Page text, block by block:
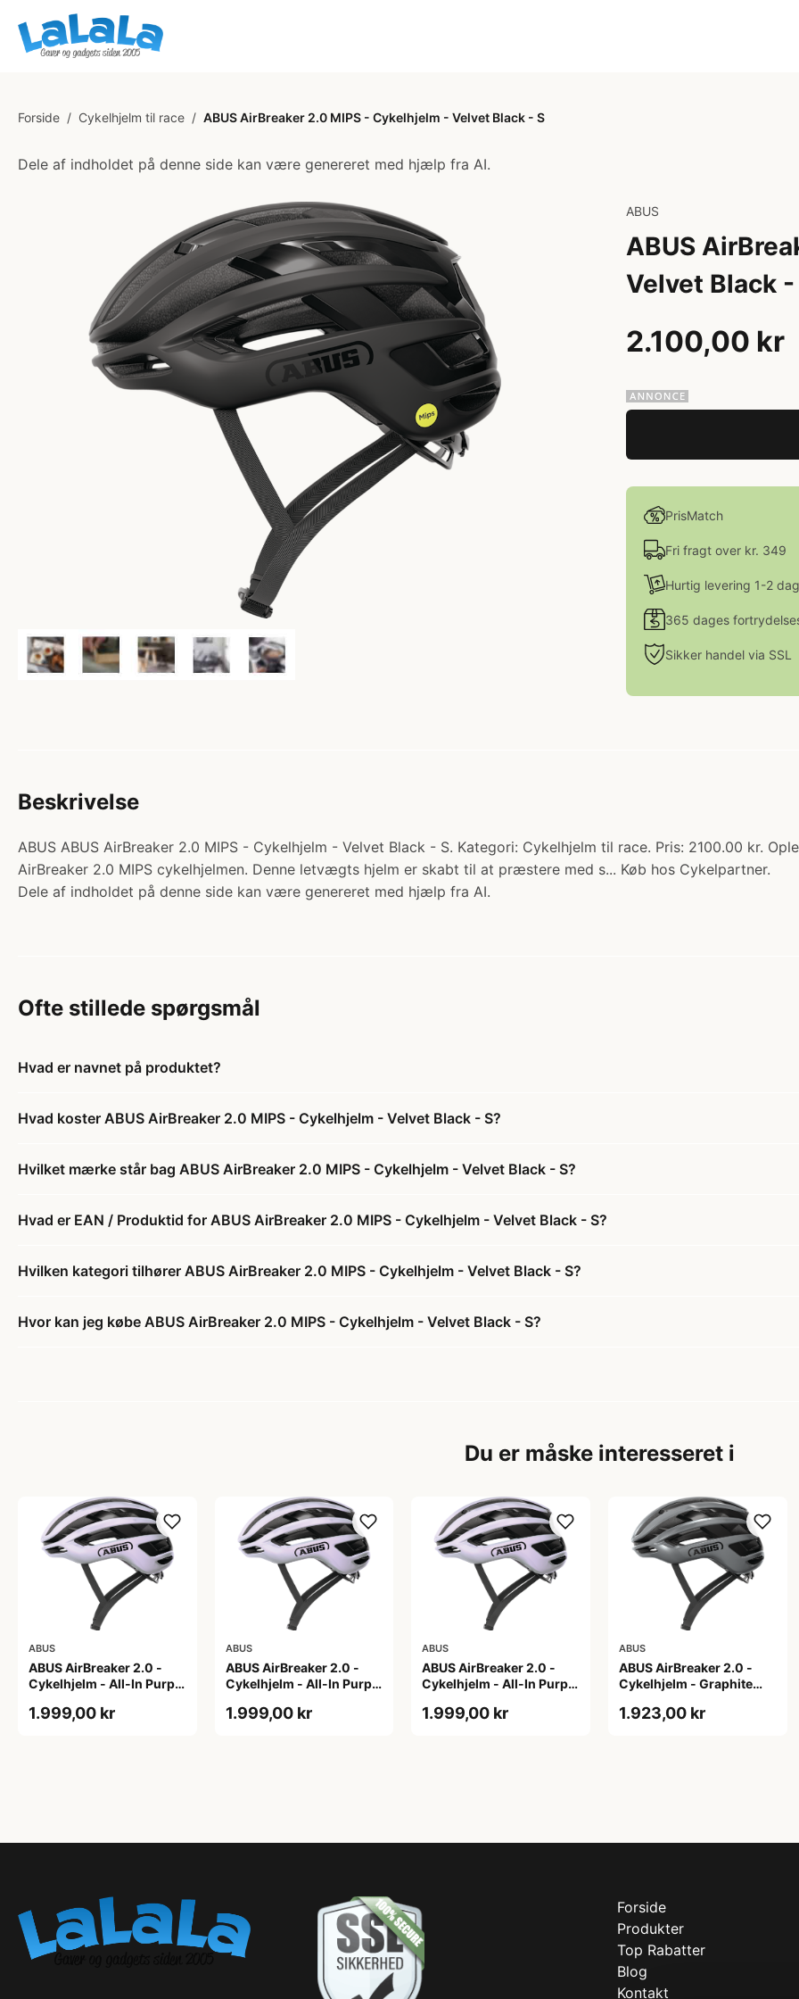
Forside / Cykelhjelm til race / ABUS AirBreaker 2.0 MIPS - Cykelhjelm - Velvet Black - S
Dele af indholdet på denne side kan være genereret med hjælp fra AI.
ABUS
ABUS
Velvet Black -
2.100,00 kr
PrisMatch
Fri fragt over kr. 349
Hurtig levering 1-2
365 dages
Sikker handel via SSL
Beskrivelse
ABUS ABUS AirBreaker 2.0 MIPS - Cykelhjelm - Velvet Black - S. Kategori: Cykelhjelm til race. Pris: 2100.00 kr.
AirBreaker 2.0 MIPS cykelhjelmen. Denne letvægts hjelm er skabt til at præstere med s... Køb hos Cykelpartner.
Dele af indholdet på denne side kan være genereret med hjælp fra AI.
Ofte stillede spørgsmål
Hvad er navnet på produktet?
Hvad koster ABUS AirBreaker 2.0 MIPS - Cykelhjelm - Velvet Black - S?
Hvilket mærke står bag ABUS AirBreaker 2.0 MIPS - Cykelhjelm - Velvet Black - S?
Hvad er EAN / Produktid for ABUS AirBreaker 2.0 MIPS - Cykelhjelm - Velvet Black - S?
Hvilken kategori tilhører ABUS AirBreaker 2.0 MIPS - Cykelhjelm - Velvet Black - S?
Hvor kan jeg købe ABUS AirBreaker 2.0 MIPS - Cykelhjelm - Velvet Black - S?
Du er måske interesseret i
ABUS
ABUS AirBreaker 2.0 -
Cykelhjelm - All-In Purple
1.999,00 kr
ABUS
ABUS AirBreaker 2.0 -
Cykelhjelm - All-In Purple
1.999,00 kr
ABUS
ABUS AirBreaker 2.0 -
Cykelhjelm - All-In Purple
1.999,00 kr
ABUS
ABUS AirBreaker 2.0 -
Cykelhjelm - Graphite
1.923,00 kr
Forside
Produkter
Top Rabatter
Blog
Kontakt